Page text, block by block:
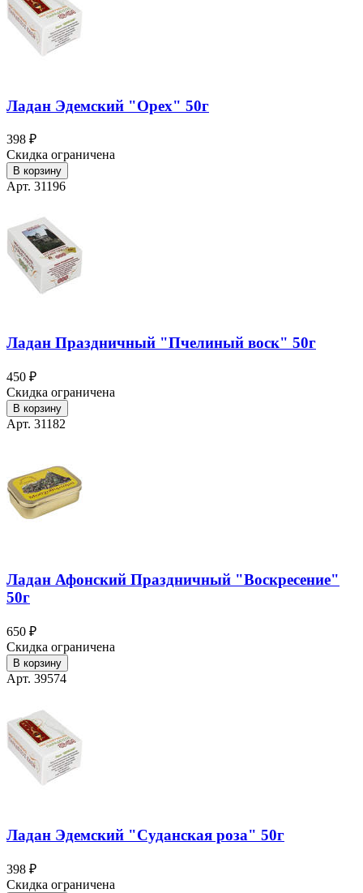
Ладан Эдемский "Орех" 50г
398 ₽
Скидка ограничена
В корзину
Арт. 31196
Ладан Праздничный "Пчелиный воск" 50г
450 ₽
Скидка ограничена
В корзину
Арт. 31182
Ладан Афонский Праздничный "Воскресение"
50г
650 ₽
Скидка ограничена
В корзину
Арт. 39574
Ладан Эдемский "Суданская роза" 50г
398 ₽
Скидка ограничена